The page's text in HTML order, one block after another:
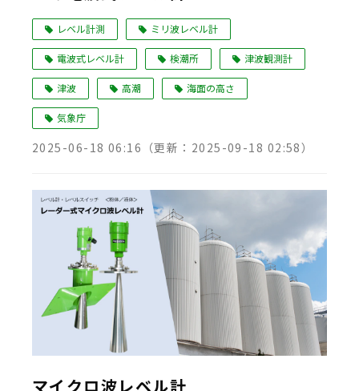
レベル計測 ミリ波レベル計
電波式レベル計 検潮所 津波観測計
津波 高潮 海面の高さ
気象庁
2025-06-18 06:16 （更新： 2025-09-18 02:58）
マイクロ波レベル計